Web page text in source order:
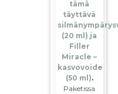
tämä
täyttävä
(20 ml) ja
Filler
Miracle –
kasvovoide
(50 ml).
Paketissa